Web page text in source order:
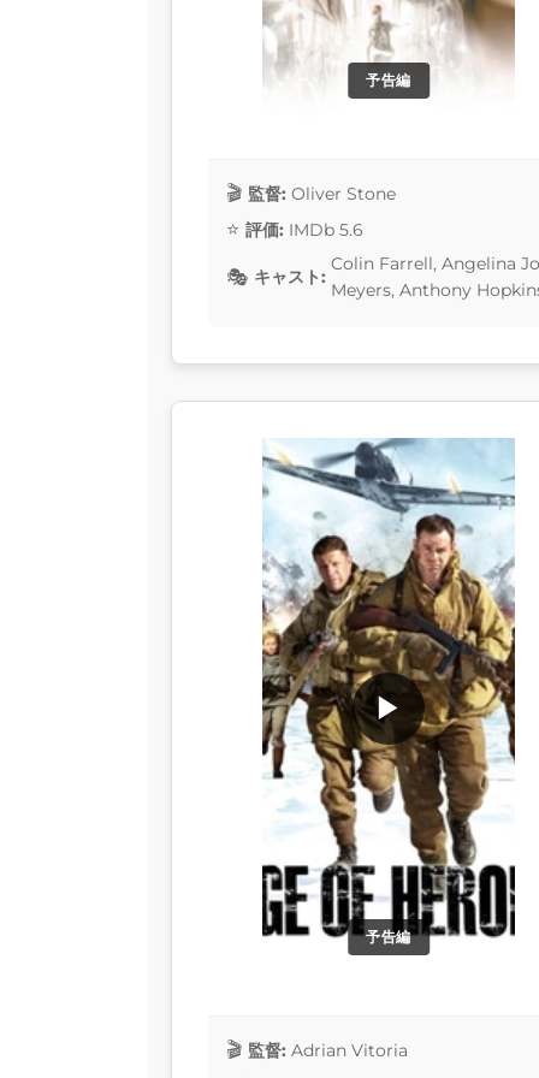
予告編
監督: Oliver Stone
評価: IMDb 5.6
キャスト:
Colin Farrell, Angelina
Meyers, Anthony
予告編
▶
監督: Adrian Vitoria